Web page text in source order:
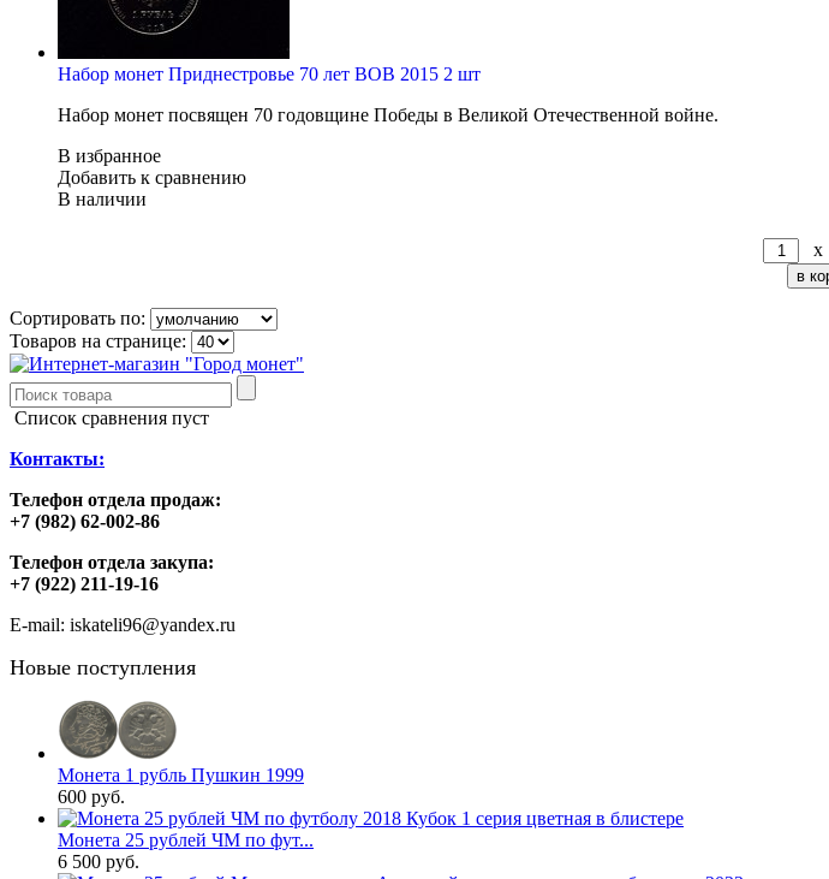
Набор монет Приднестровье 70 лет ВОВ 2015 2 шт
Набор монет посвящен 70 годовщине Победы в Великой Отечественной войне.
В избранное
Добавить к сравнению
В наличии
x
Сортировать по:
Товаров на странице:
Список сравнения пуст
Контакты:
Телефон отдела продаж:
+7 (982) 62-002-86
Телефон отдела закупа:
+7 (922) 211-19-16
E-mail: iskateli96@yandex.ru
Новые поступления
Монета 1 рубль Пушкин 1999
600 руб.
Монета 25 рублей ЧМ по фут...
6 500 руб.